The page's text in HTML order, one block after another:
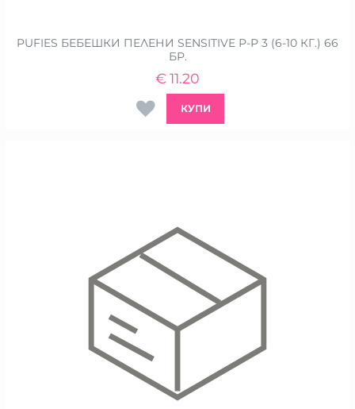
PUFIES БЕБЕШКИ ПЕЛЕНИ SENSITIVE Р-Р 3 (6-10 КГ.) 66
БР.
11.20
€
КУПИ